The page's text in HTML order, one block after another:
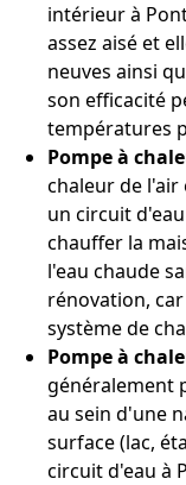
intérieur à
assez aisé et
neuves ainsi
son efficacité
températures
Pompe à
chaleur de
un circuit
chauffer la
l'eau chaude
rénovation,
système de
Pompe à
généralement
au sein d'une
surface (lac,
circuit d'eau à